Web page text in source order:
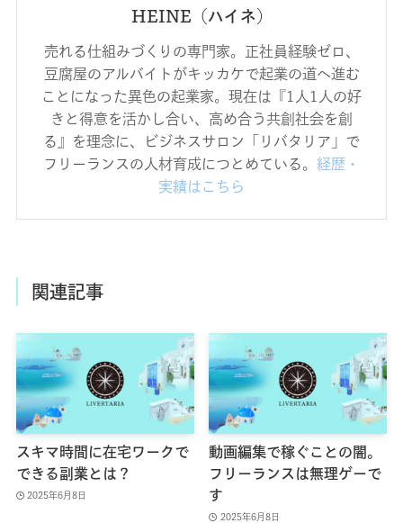
HEINE（ハイネ）
売れる仕組みづくりの専門家。正社員経験ゼロ、
豆腐屋のアルバイトがキッカケで起業の道へ進む
ことになった異色の起業家。現在は『1人1人の好
きと得意を活かし合い、高め合う共創社会を創
る』を理念に、ビジネスサロン「リバタリア」で
フリーランスの人材育成につとめている。 経歴・
実績はこちら
関連記事
スキマ時間に在宅ワークで
できる副業とは？
2025年6月8日
動画編集で稼ぐことの闇。
フリーランスは無理ゲーで
す
2025年6月8日